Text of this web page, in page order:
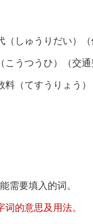
しゅうりだい）（
うつうひ）（交通
（てすうりょう）
要填入的词。
的意思及用法。